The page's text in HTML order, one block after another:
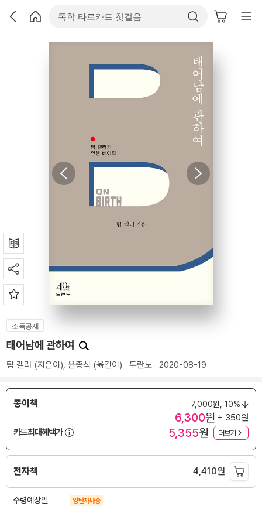
소득공제
태어남에 관하여
팀 켈러 (지은이), 윤종석 (옮긴이) 두란노 2020-08-19
종이책 7,000원, 10%
6,300원 + 350원
카드최대혜택가
5,355원 더보기
전자책 4,410원
수령예상일 양탄자배송